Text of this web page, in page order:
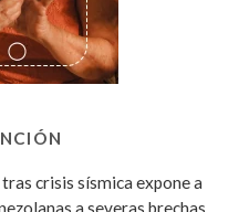
crisis sísmica expone a
a severas brechas